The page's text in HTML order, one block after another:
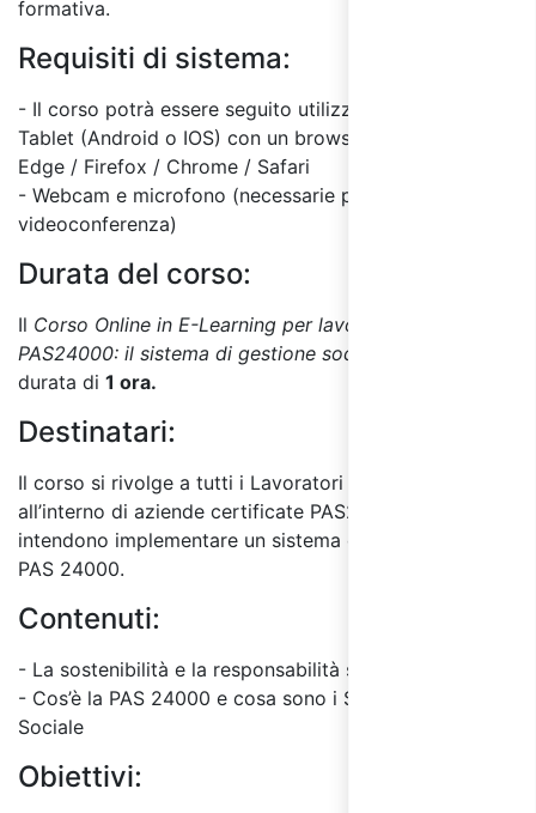
formativa.
Requisiti di sistema:
- Il corso potrà essere seguito utilizzando un PC o
Tablet (Android o IOS) con un browser a scelta tra:
Edge / Firefox / Chrome / Safari
- Webcam e microfono (necessarie per test finale in
videoconferenza)
Durata del corso:
Il Corso Online in E-Learning per lavoratori “Standard
PAS24000: il sistema di gestione sociale”
durata di 1 ora.
Destinatari:
Il corso si rivolge a tutti i Lavoratori che operano
all’interno di aziende certificate PAS24000 o che
intendono implementare un sistema di gestione sociale
PAS 24000.
Contenuti:
- La sostenibilità e la responsabilità sociale d'impresa
- Cos’è la PAS 24000 e cosa sono i Sistemi di Gestione
Sociale
Obiettivi: